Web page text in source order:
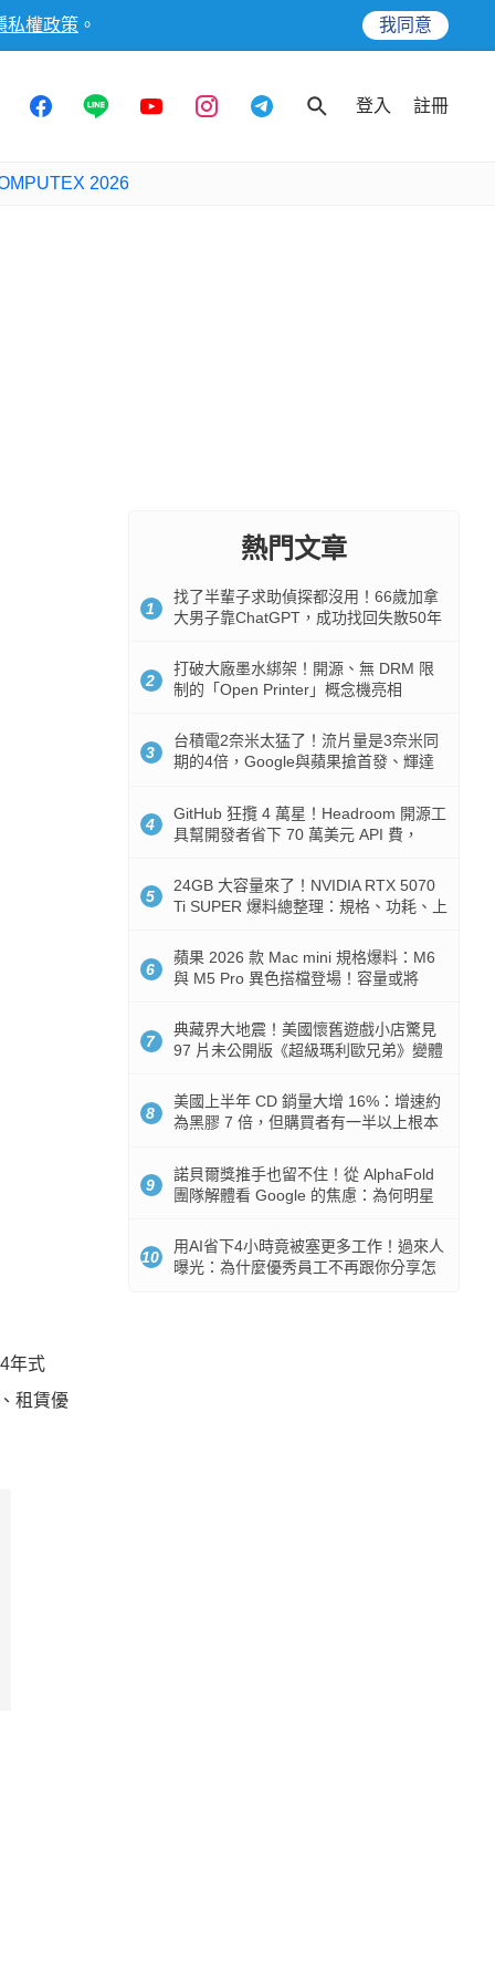
私權政策 。 我同意
登入 註冊
2026
年式
租賃優
熱門文章
1
找了半輩子求助偵探都沒用！66歲加拿
大男子靠ChatGPT，成功找回失散50年
2
打破大廠墨水綁架！開源、無 DRM 限
制的「Open Printer」概念機亮相
3
台積電2奈米太猛了！流片量是3奈米同
期的4倍，Google與蘋果搶首發、輝達
4
GitHub 狂攬 4 萬星！Headroom 開源工
具幫開發者省下 70 萬美元 API 費，
5
24GB 大容量來了！NVIDIA RTX 5070
Ti SUPER 爆料總整理：規格、功耗、上
6
蘋果 2026 款 Mac mini 規格爆料：M6
與 M5 Pro 異色搭檔登場！容量或將
7
典藏界大地震！美國懷舊遊戲小店驚見
97 片未公開版《超級瑪利歐兄弟》變體
8
美國上半年 CD 銷量大增 16%：增速約
為黑膠 7 倍，但購買者有一半以上根本
9
諾貝爾獎推手也留不住！從 AlphaFold
團隊解體看 Google 的焦慮：為何明星
10
用AI省下4小時竟被塞更多工作！過來人
曝光：為什麼優秀員工不再跟你分享怎